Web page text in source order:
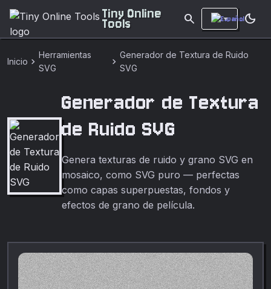
Tiny Online
Tools search dark_mode
Inicio chevron_right
Herramientas
SVG
chevron_right
Generador de Textura de Ruido
SVG
Generador de Textura
de Ruido SVG
Genera texturas de ruido y grano SVG en
mosaico, como SVG puro — perfectas
como capas superpuestas, fondos y
efectos de grano de película.